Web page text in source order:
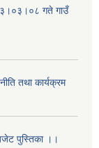
गते गाउँ
तथा कार्यक्रम
पुस्तिका ।।